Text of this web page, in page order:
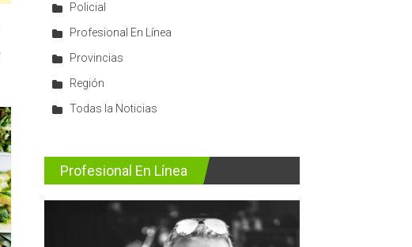
Policial
Profesional En Línea
Provincias
Región
Todas la Noticias
Profesional En Línea